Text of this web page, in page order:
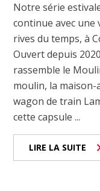
Notre série
continue avec une
rives du temps, à
Ouvert depuis
rassemble le
moulin, la maison-
wagon de train
cette capsule ...
LIRE LA SUITE